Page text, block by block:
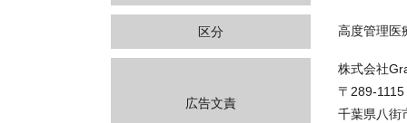
区分 高度管理医
広告文責
株式会社
〒289-1115
千葉県八街